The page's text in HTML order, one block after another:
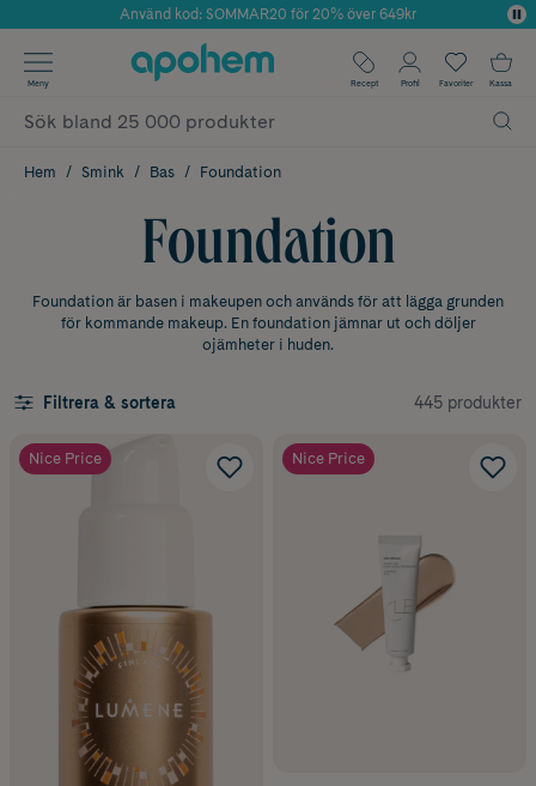
Årets Butik 2025 inom Skönhet
Använd kod: SOMMAR20 för 20% över 649kr
✓ Fri frakt
✓ Poäng på alla köp*
Meny Recept Profil Favoriter Kassa
Hem Smink Bas Foundation
Foundation
Foundation är basen i makeupen och används för att lägga grunden
för kommande makeup. En foundation jämnar ut och döljer
ojämheter i huden.
Filtrera & sortera 445 produkter
Nice Price Nice Price